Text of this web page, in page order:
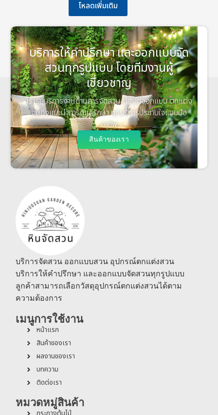
โหลดเพิ่มเติม
บริการให้คำปรึกษา และออกแบบจัด
สวนทุกรูปแบบ โดยทีมงานผู้
เชี่ยวชาญ
เรารับบริการงานด้านการจัดสวน ตั้งแต่ออกแบบ ตกแต่ง
จนถึงแนะนำการดูแลรักษา ทุกบริการประทับใจแบบมือ
อาชีพ
สินค้าของเรา
บริการจัดสวน ออกแบบสวน อุปกรณ์ตกแต่งสวน
บริการให้คำปรึกษา และออกแบบจัดสวนทุกรูปแบบ
ลูกค้าสามารถเลือกวัสดุอุปกรณ์ตกแต่งสวนได้ตาม
ความต้องการ
เมนูการใช้งาน
หน้าแรก
สินค้าของเรา
ผลงานของเรา
บทความ
ติดต่อเรา
หมวดหมู่สินค้า